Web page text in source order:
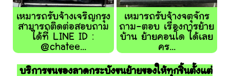
เหมารถรับจ้างเจริญกรุง
สามารถติดต่อสอบถาม
ได้ที่ LINE ID :
@chatee...
เหมารถรับจ้างจตุจักร
ถาม-ตอบ เรื่องการย้าย
บ้าน ย้ายคอนโด ได้เลย
คร...
บริการขนของลาดกระบังขนย้ายของให้ทุกชิ้นตั้งแต่